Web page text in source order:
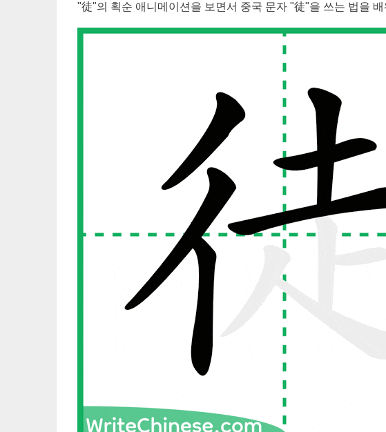
"徒"의 획순 애니메이션을 보면서 중국 문자 "徒"을 쓰는 법을